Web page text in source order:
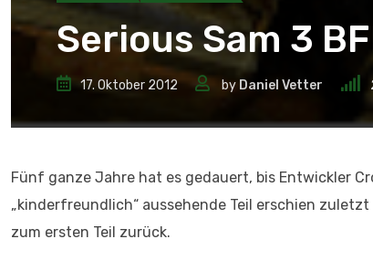
Serious Sam 3
17. Oktober 2012 by Daniel Vetter
Fünf ganze Jahre hat es gedauert, bis Entwickler
„kinderfreundlich“ aussehende Teil erschien
zum ersten Teil zurück.